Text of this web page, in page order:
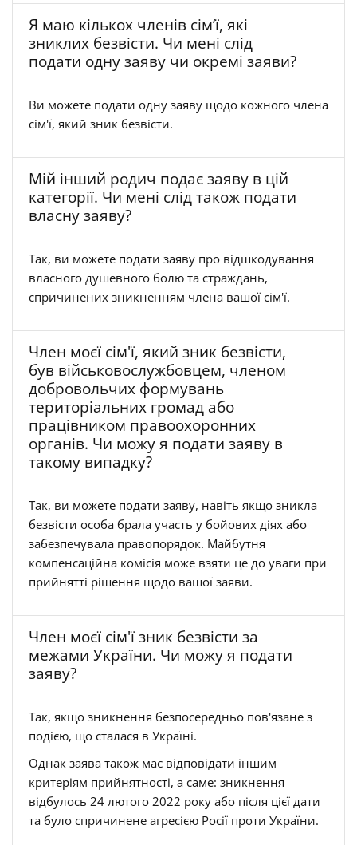
Я маю кількох членів сім’ї, які
зниклих безвісти. Чи мені слід
подати одну заяву чи окремі заяви?
Ви можете подати одну заяву щодо кожного члена
сім'ї, який зник безвісти.
Мій інший родич подає заяву в цій
категорії. Чи мені слід також подати
власну заяву?
Так, ви можете подати заяву про відшкодування
власного душевного болю та страждань,
спричинених зникненням члена вашої сім'ї.
Член моєї сім'ї, який зник безвісти,
був військовослужбовцем, членом
добровольчих формувань
територіальних громад або
працівником правоохоронних
органів. Чи можу я подати заяву в
такому випадку?
Так, ви можете подати заяву, навіть якщо зникла
безвісти особа брала участь у бойових діях або
забезпечувала правопорядок. Майбутня
компенсаційна комісія може взяти це до уваги при
прийнятті рішення щодо вашої заяви.
Член моєї сім'ї зник безвісти за
межами України. Чи можу я подати
заяву?
Так, якщо зникнення безпосередньо пов'язане з
подією, що сталася в Україні.
Однак заява також має відповідати іншим
критеріям прийнятності, а саме: зникнення
відбулось 24 лютого 2022 року або після цієї дати
та було спричинене агресією Росії проти України.